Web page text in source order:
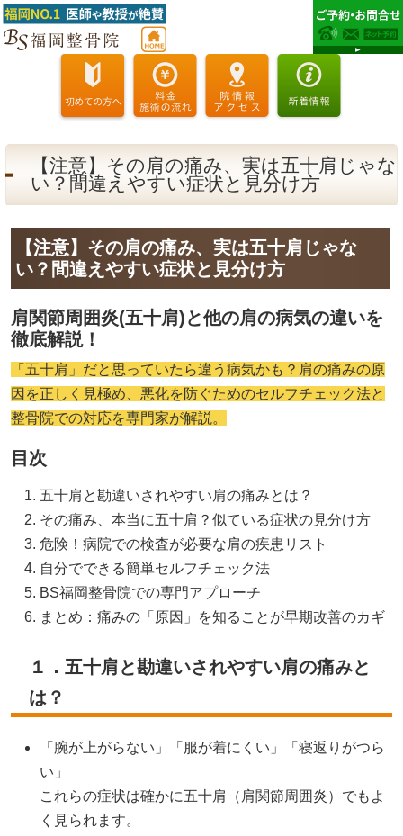
【注意】その肩の痛み、実は五十肩じゃな
い？間違えやすい症状と見分け方
【注意】その肩の痛み、実は五十肩じゃな
い？間違えやすい症状と見分け方
肩関節周囲炎(五十肩)と他の肩の病気の違いを
徹底解説！
「五十肩」だと思っていたら違う病気かも？肩の痛みの原
因を正しく見極め、悪化を防ぐためのセルフチェック法と
整骨院での対応を専門家が解説。
目次
五十肩と勘違いされやすい肩の痛みとは？
その痛み、本当に五十肩？似ている症状の見分け方
危険！病院での検査が必要な肩の疾患リスト
自分でできる簡単セルフチェック法
BS福岡整骨院での専門アプローチ
まとめ：痛みの「原因」を知ることが早期改善のカギ
１．五十肩と勘違いされやすい肩の痛みと
は？
「腕が上がらない」「服が着にくい」「寝返りがつら
い」
これらの症状は確かに五十肩（肩関節周囲炎）でもよ
く見られます。